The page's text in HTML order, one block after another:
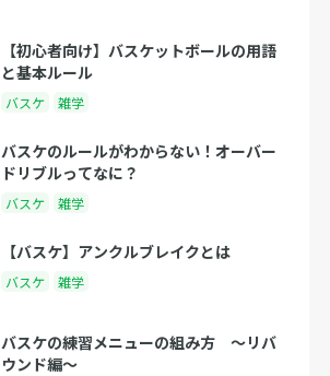
【初心者向け】バスケットボールの用語
と基本ルール
バスケ 雑学
バスケのルールがわからない！オーバー
ドリブルってなに？
バスケ 雑学
【バスケ】アンクルブレイクとは
バスケ 雑学
バスケの練習メニューの組み方 〜リバ
ウンド編〜